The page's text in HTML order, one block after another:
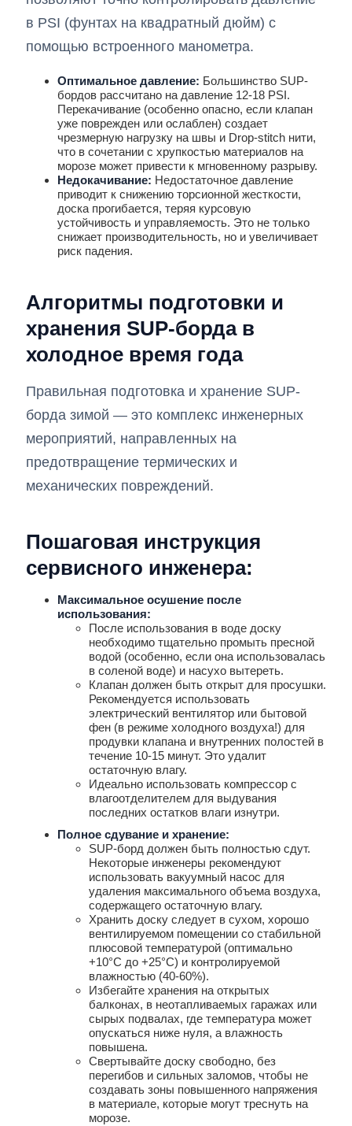
в PSI (фунтах на квадратный дюйм) с
помощью встроенного манометра.
Оптимальное давление: Большинство SUP-
бордов рассчитано на давление 12-18 PSI.
Перекачивание (особенно опасно, если клапан
уже поврежден или ослаблен) создает
чрезмерную нагрузку на швы и Drop-stitch нити,
что в сочетании с хрупкостью материалов на
морозе может привести к мгновенному разрыву.
Недокачивание: Недостаточное давление
приводит к снижению торсионной жесткости,
доска прогибается, теряя курсовую
устойчивость и управляемость. Это не только
снижает производительность, но и увеличивает
риск падения.
Алгоритмы подготовки и
хранения SUP-борда в
холодное время года
Правильная подготовка и хранение SUP-
борда зимой — это комплекс инженерных
мероприятий, направленных на
предотвращение термических и
механических повреждений.
Пошаговая инструкция
сервисного инженера:
Максимальное осушение после
использования:
После использования в воде доску
необходимо тщательно промыть пресной
водой (особенно, если она использовалась
в соленой воде) и насухо вытереть.
Клапан должен быть открыт для просушки.
Рекомендуется использовать
электрический вентилятор или бытовой
фен (в режиме холодного воздуха!) для
продувки клапана и внутренних полостей в
течение 10-15 минут. Это удалит
остаточную влагу.
Идеально использовать компрессор с
влагоотделителем для выдувания
последних остатков влаги изнутри.
Полное сдувание и хранение:
SUP-борд должен быть полностью сдут.
Некоторые инженеры рекомендуют
использовать вакуумный насос для
удаления максимального объема воздуха,
содержащего остаточную влагу.
Хранить доску следует в сухом, хорошо
вентилируемом помещении со стабильной
плюсовой температурой (оптимально
+10°C до +25°C) и контролируемой
влажностью (40-60%).
Избегайте хранения на открытых
балконах, в неотапливаемых гаражах или
сырых подвалах, где температура может
опускаться ниже нуля, а влажность
повышена.
Свертывайте доску свободно, без
перегибов и сильных заломов, чтобы не
создавать зоны повышенного напряжения
в материале, которые могут треснуть на
морозе.